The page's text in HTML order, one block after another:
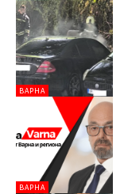
ВАРНА
ВАРНА